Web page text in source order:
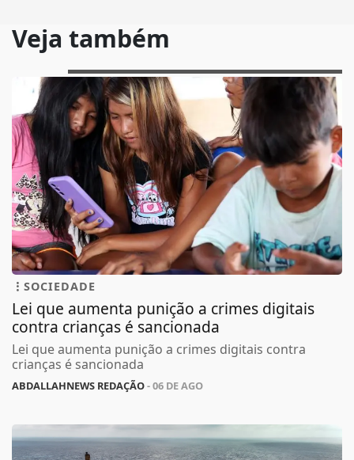
Veja também
SOCIEDADE
Lei que aumenta punição a crimes digitais
contra crianças é sancionada
Lei que aumenta punição a crimes digitais contra
crianças é sancionada
ABDALLAHNEWS REDAÇÃO- 06 DE AGO